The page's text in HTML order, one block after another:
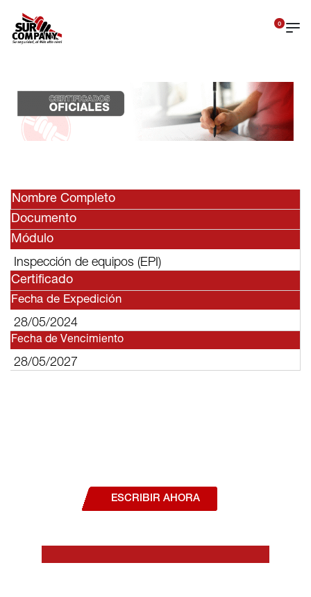
0
Nombre Completo
Documento
Módulo
Inspección de equipos (EPI)
Certificado
Fecha de Expedición
28/05/2024
Fecha de Vencimiento
28/05/2027
ESCRIBIR AHORA